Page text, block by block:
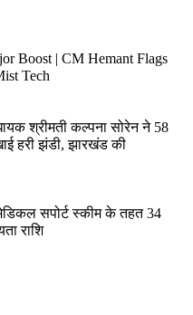
Boost | CM Hemant Flags
Tech
श्रीमती कल्पना सोरेन ने 58
हरी झंडी, झारखंड की
मेडिकल सपोर्ट स्कीम के तहत 34
राशि